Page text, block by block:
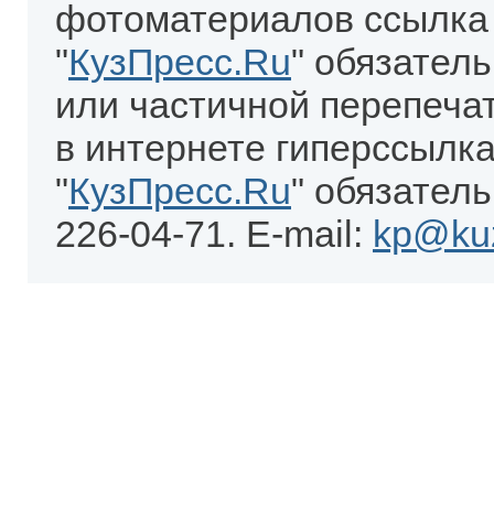
фотоматериалов
"КузПресс.Ru"
или частичной
в интернете
"КузПресс.Ru"
226-04-71. E-mail: